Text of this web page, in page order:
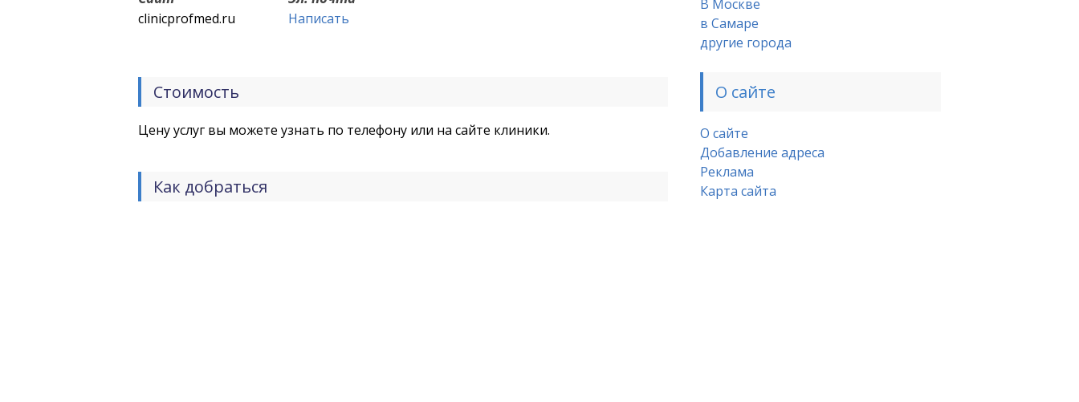
clinicprofmed.ru Написать
Стоимость
Цену услуг вы можете узнать по телефону или на сайте клиники.
Как добраться
В Москве
в Самаре
другие города
О сайте
О сайте
Добавление адреса
Реклама
Карта сайта